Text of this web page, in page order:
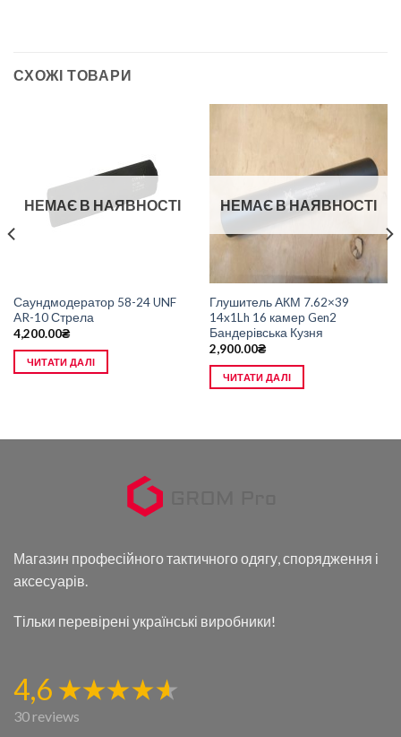
СХОЖІ ТОВАРИ
НЕМАЄ В НАЯВНОСТІ
Саундмодератор 58-24 UNF
AR-10 Стрела
4,200.00₴
ЧИТАТИ ДАЛІ
НЕМАЄ В НАЯВНОСТІ
Глушитель АКМ 7.62×39
14x1Lh 16 камер Gen2
Бандерівська Кузня
2,900.00₴
ЧИТАТИ ДАЛІ
Магазин професійного тактичного одягу, спорядження і
аксесуарів.
Тільки перевірені українські виробники!
4,6
30 reviews